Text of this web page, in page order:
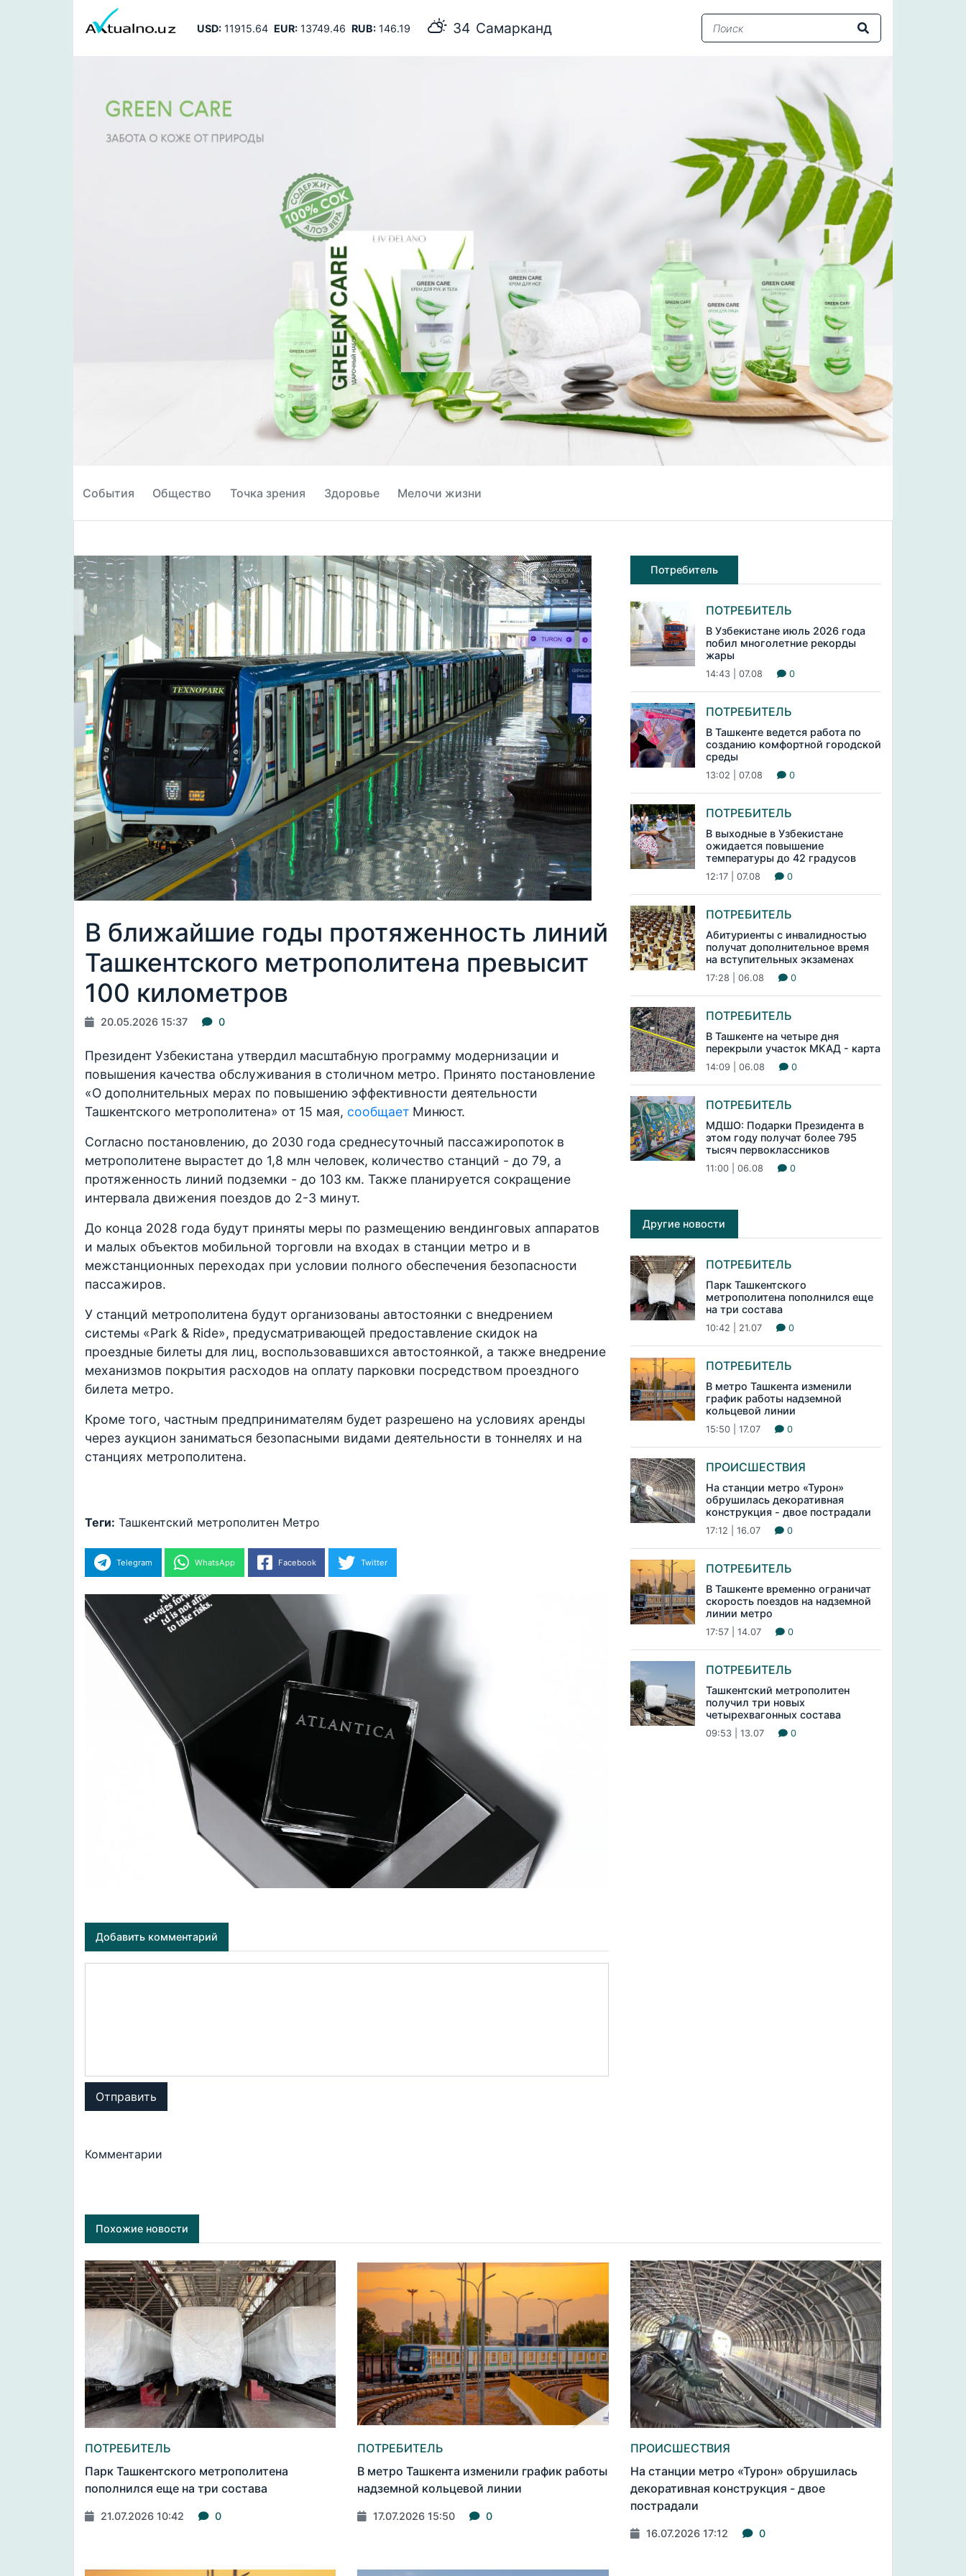
USD:11915.64 EUR:13749.46 RUB:146.19 34 Самарканд
События Общество Точка зрения Здоровье Мелочи жизни
В ближайшие годы протяженность линий
Ташкентского метрополитена превысит
100 километров
20.05.2026 15:37 0
Президент Узбекистана утвердил масштабную программу модернизации и
повышения качества обслуживания в столичном метро. Принято постановление
«О дополнительных мерах по повышению эффективности деятельности
Ташкентского метрополитена» от 15 мая, сообщает Минюст.
Согласно постановлению, до 2030 года среднесуточный пассажиропоток в
метрополитене вырастет до 1,8 млн человек, количество станций - до 79, а
протяженность линий подземки - до 103 км. Также планируется сокращение
интервала движения поездов до 2-3 минут.
До конца 2028 года будут приняты меры по размещению вендинговых аппаратов
и малых объектов мобильной торговли на входах в станции метро и в
межстанционных переходах при условии полного обеспечения безопасности
пассажиров.
У станций метрополитена будут организованы автостоянки с внедрением
системы «Park & Ride», предусматривающей предоставление скидок на
проездные билеты для лиц, воспользовавшихся автостоянкой, а также внедрение
механизмов покрытия расходов на оплату парковки посредством проездного
билета метро.
Кроме того, частным предпринимателям будет разрешено на условиях аренды
через аукцион заниматься безопасными видами деятельности в тоннелях и на
станциях метрополитена.
Теги: Ташкентский метрополитен Метро
Telegram WhatsApp Facebook Twitter
Добавить комментарий
Отправить
Комментарии
Потребитель
ПОТРЕБИТЕЛЬ
В Узбекистане июль 2026 года
побил многолетние рекорды
жары
14:43 | 07.08 0
ПОТРЕБИТЕЛЬ
В Ташкенте ведется работа по
созданию комфортной городской
среды
13:02 | 07.08 0
ПОТРЕБИТЕЛЬ
В выходные в Узбекистане
ожидается повышение
температуры до 42 градусов
12:17 | 07.08 0
ПОТРЕБИТЕЛЬ
Абитуриенты с инвалидностью
получат дополнительное время
на вступительных экзаменах
17:28 | 06.08 0
ПОТРЕБИТЕЛЬ
В Ташкенте на четыре дня
перекрыли участок МКАД - карта
14:09 | 06.08 0
ПОТРЕБИТЕЛЬ
МДШО: Подарки Президента в
этом году получат более 795
тысяч первоклассников
11:00 | 06.08 0
Другие новости
ПОТРЕБИТЕЛЬ
Парк Ташкентского
метрополитена пополнился еще
на три состава
10:42 | 21.07 0
ПОТРЕБИТЕЛЬ
В метро Ташкента изменили
график работы надземной
кольцевой линии
15:50 | 17.07 0
ПРОИСШЕСТВИЯ
На станции метро «Турон»
обрушилась декоративная
конструкция - двое пострадали
17:12 | 16.07 0
ПОТРЕБИТЕЛЬ
В Ташкенте временно ограничат
скорость поездов на надземной
линии метро
17:57 | 14.07 0
ПОТРЕБИТЕЛЬ
Ташкентский метрополитен
получил три новых
четырехвагонных состава
09:53 | 13.07 0
Похожие новости
ПОТРЕБИТЕЛЬ
Парк Ташкентского метрополитена
пополнился еще на три состава
21.07.2026 10:42 0
ПОТРЕБИТЕЛЬ
В метро Ташкента изменили график работы
надземной кольцевой линии
17.07.2026 15:50 0
ПРОИСШЕСТВИЯ
На станции метро «Турон» обрушилась
декоративная конструкция - двое
пострадали
16.07.2026 17:12 0